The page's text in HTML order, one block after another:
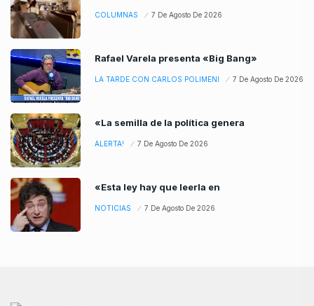
COLUMNAS 7 De Agosto De 2026
Rafael Varela presenta «Big Bang»
LA TARDE CON CARLOS POLIMENI 7 De Agosto De 2026
«La semilla de la política genera
ALERTA! 7 De Agosto De 2026
«Esta ley hay que leerla en
NOTICIAS 7 De Agosto De 2026